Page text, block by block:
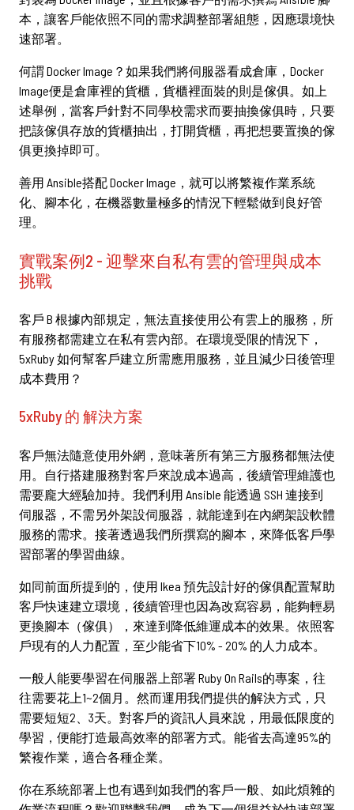
本，讓客戶能依照不同的需求調整部署組態，因應環境快
速部署。
何謂 Docker Image？如果我們將伺服器看成倉庫，Docker
Image便是倉庫裡的貨櫃，貨櫃裡面裝的則是傢俱。如上
述舉例，當客戶針對不同學校需求而要抽換傢俱時，只要
把該傢俱存放的貨櫃抽出，打開貨櫃，再把想要置換的傢
俱更換掉即可。
善用 Ansible搭配 Docker Image，就可以將繁複作業系統
化、腳本化，在機器數量極多的情況下輕鬆做到良好管
理。
實戰案例2 - 迎擊來自私有雲的管理與成本
挑戰
客戶 B 根據內部規定，無法直接使用公有雲上的服務，所
有服務都需建立在私有雲內部。在環境受限的情況下，
5xRuby 如何幫客戶建立所需應用服務，並且減少日後管理
成本費用？
5xRuby 的 解決方案
客戶無法隨意使用外網，意味著所有第三方服務都無法使
用。自行搭建服務對客戶來說成本過高，後續管理維護也
需要龐大經驗加持。我們利用 Ansible 能透過 SSH 連接到
伺服器，不需另外架設伺服器，就能達到在內網架設軟體
服務的需求。接著透過我們所撰寫的腳本，來降低客戶學
習部署的學習曲線。
如同前面所提到的，使用 Ikea 預先設計好的傢俱配置幫助
客戶快速建立環境，後續管理也因為改寫容易，能夠輕易
更換腳本（傢俱），來達到降低維運成本的效果。依照客
戶現有的人力配置，至少能省下10% - 20% 的人力成本。
一般人能要學習在伺服器上部署 Ruby On Rails的專案，往
往需要花上1~2個月。然而運用我們提供的解決方式，只
需要短短2、3天。對客戶的資訊人員來說，用最低限度的
學習，便能打造最高效率的部署方式。能省去高達95%的
繁複作業，適合各種企業。
你在系統部署上也有遇到如我們的客戶一般、如此煩雜的